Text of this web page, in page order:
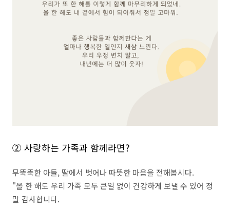
② 사랑하는 가족과 함께라면?
무뚝뚝한 아들, 딸에서 벗어나 따뜻한 마음을 전해봅시다.
​"올 한 해도 우리 가족 모두 큰일 없이 건강하게 보낼 수 있어 정
말 감사합니다.